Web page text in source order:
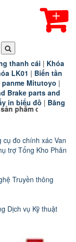
thanh cái | Khóa
LK01 | Biến tần
Mitutoyo |
Brake parts and
in biểu đồ | Băng
nghiệp chính
cụ đo chính xác Van
trợ Tổng Kho Phân
Truyền thông
Dịch vụ Kỹ thuật